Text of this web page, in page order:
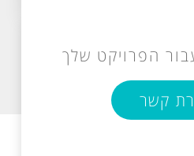
הפרויקט שלך
קשר